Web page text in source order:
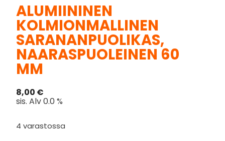
ALUMIININEN
KOLMIONMALLINEN
SARANANPUOLIKAS,
NAARASPUOLEINEN 60
MM
8,00 €
sis. Alv 0.0 %
4 varastossa